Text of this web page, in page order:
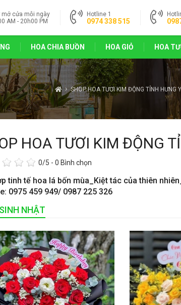
mở cửa mỗi ngày
AM - 20h00 PM
Hotline 1
0974 338 515
HOA CHIA BUỒN HOA GIỎ HOA
SHOP HOA TƯƠI KIM ĐỘNG TỈNH HƯNG
HOA TƯƠI KIM ĐỘNG
0/5 - 0 Bình chọn
tinh tế hoa lá bốn mùa_Kiệt tác của thiên
0975 459 949/ 0987 225 326
NHẬT